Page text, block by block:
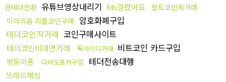
권테더전환 유튜브영상내리기 fds걸렸어요
알트코인퀵거래
이더리움 리플코인구매 암호화폐구입
테더코인직거래 코인구매사이트
테더코인비대면거래 톡아이디거래 비트코인 카드구입
쌍둥이폰 다바오포커구입 테더전송대행
쓰레드해킹